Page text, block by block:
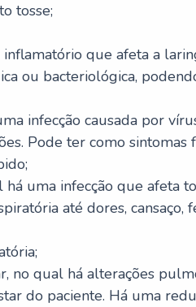
tosse;
inflamatório que afeta a
ou bacteriológica,
infecção causada por
Pode ter como sintomas
uma infecção que afeta
até dores, cansaço,
no qual há alterações
do paciente. Há uma